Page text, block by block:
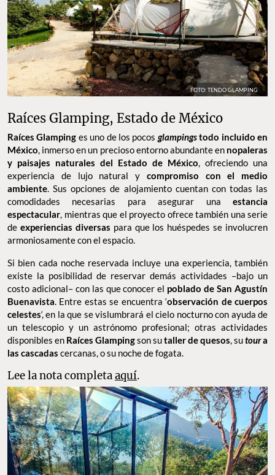
FOTO: TENDO GLAMPING
Raíces Glamping, Estado de México
Raíces Glamping es uno de los pocos glampingstodo incluido en
México, inmerso en un precioso entorno abundante ennopaleras
y paisajes naturales del Estado de México, ofreciendo una
experiencia de lujo natural y compromiso con el medio
ambiente. Sus opciones de alojamiento cuentan con todas las
comodidades necesarias para asegurar una estancia
espectacular, mientras que el proyecto ofrece también una serie
de experiencias diversas para que los huéspedes se involucren
armoniosamente con el espacio.
Si bien cada noche reservada incluye una experiencia, también
existe la posibilidad de reservar demás actividades –bajo un
costo adicional– con las que conocer el poblado de San Agustín
Buenavista. Entre estas se encuentra ‘observación de cuerpos
celestes‘, en la que se vislumbrará el cielo nocturno con ayuda de
un telescopio y un astrónomo profesional; otras actividades
disponibles en Raíces Glampingson sutaller de quesos, sutoura
las cascadas cercanas, o su noche de fogata.
Lee la nota completaaquí.